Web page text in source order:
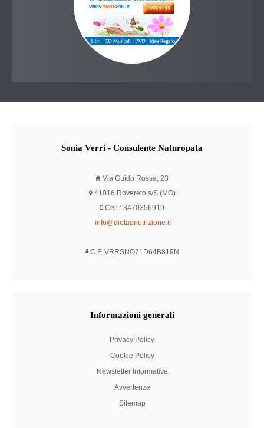
Sonia Verri - Consulente Naturopata
Via Guido Rossa, 23
41016 Rovereto s/S (MO)
Cell.: 3470356919
info@dietaenutrizione.it
C.F. VRRSNO71D64B819N
Informazioni generali
Privacy Policy
Cookie Policy
Newsletter Informativa
Avvertenze
Sitemap